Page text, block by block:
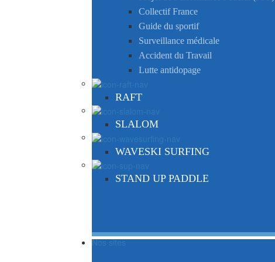
Collectif France
Guide du sportif
Surveillance médicale
Accident du Travail
Lutte antidopage
RAFT
SLALOM
WAVESKI SURFING
STAND UP PADDLE
Nos sites